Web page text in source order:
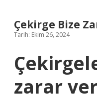
Çekirge Bize
Tarih: Ekim 26, 2024
zarar